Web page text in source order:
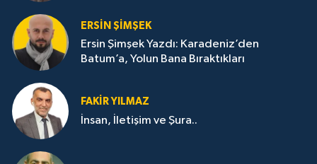
ERSIN ŞIMŞEK
Ersin Şimşek Yazdı: Karadeniz’den
Batum’a, Yolun Bana Bıraktıkları
FAKIR YILMAZ
İnsan, İletişim ve Şura..